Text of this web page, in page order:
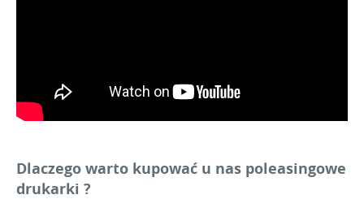
Dlaczego warto kupować u nas poleasingowe
drukarki ?